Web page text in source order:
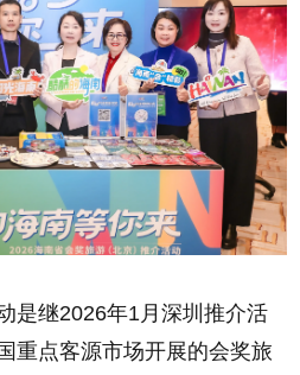
是继2026年1月深圳推介活
重点客源市场开展的会奖旅